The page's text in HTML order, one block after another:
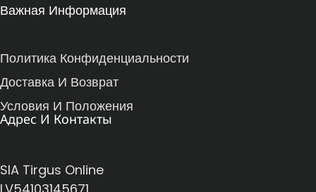
Важная Информация
Политика Конфиденциальности
Доставка И Возврат
Условия И Положения
Адрес И Контакты
SIA Tirgus Online